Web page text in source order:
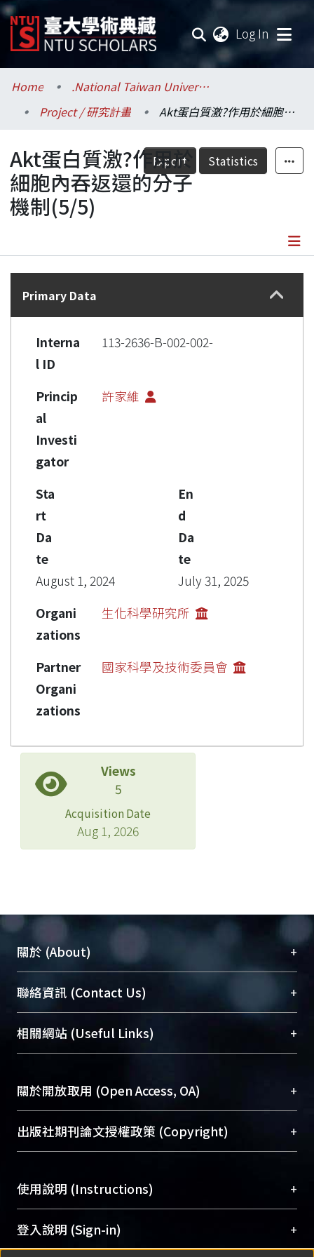
Log In
Communities & Collections
Research Outputs
Fundings & Projects
Researchers
Statistics
Home
.National Taiwan University / 國立臺灣大學
Project / 研究計畫
Akt蛋白質激?作用於細胞內吞返還的分子機制(5/5)
Export Statistics
Akt蛋白質激?作用於
細胞內吞返還的分子
機制(5/5)
Details
Primary Data
Interna
l ID
113-2636-B-002-002-
Princip
al
Investi
gator
許家維
Sta
rt
Da
te
August 1, 2024
En
d
Da
te
July 31, 2025
Organi
zations
生化科學研究所
Partner
Organi
zations
國家科學及技術委員會
Views
5
Acquisition Date
Aug 1, 2026
關於 (About) +
臺大位居世界頂尖大學之列，為永久珍藏及向國際
展現本校豐碩的研究成果及學術能量，圖書館整合
機構典藏（NTUR）與學術庫（AH）不同功能平
台，成為臺大學術典藏NTU scholars。期能整合研
成果。
To permanently archive and promote researcher
profiles and scholarly works, Library integrates the
services of “NTU Repository” with “Academic
聯絡資訊 (Contact Us) +
總館學科館員(Main Library)
醫學圖書館學科館員(Medical Library)
Sciences Library)
相關網站 (Useful Links) +
關於開放取用 (Open Access, OA) +
開放取用是從使用者角度提升資訊取用性的社會運
動，應用在學術研究上是透過將研究著作公開供使
用逐年攀升。同時可加速研究發展、提升研究影響
Archive）平台。 （點選深入了解OA）
出版社期刊論文授權政策 (Copyright) +
含部分內容的版權非匯入者所有，或由第三方贊
助與合作完成，請確認該版權所有者及第三方同
意提供此授權。
Please represent that the submission is your
使用說明 (Instructions) +
網站簡介(Quickstart Guide)
使用手冊(Instruction Manual)
登入說明 (Sign-in) +